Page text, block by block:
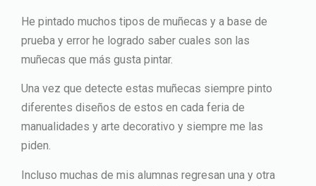
He pintado muchos tipos de muñecas y a base de
prueba y error he logrado saber cuales son las
muñecas que más gusta pintar.
Una vez que detecte estas muñecas siempre pinto
diferentes diseños de estos en cada feria de
manualidades y arte decorativo y siempre me las
piden.
Incluso muchas de mis alumnas regresan una y otra